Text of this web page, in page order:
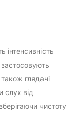
інтенсивність
глядачі
слух від
чистоту